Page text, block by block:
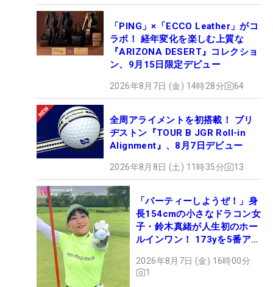
「PING」×「ECCO Leather」がコ
ラボ！ 経年変化を楽しむ上質な
『ARIZONA DESERT』コレクショ
ン、9月15日限定デビュー
2026年8月7日 (金) 14時28分 64
全周アライメントを初搭載！ ブリ
ヂストン『TOUR B JGR Roll-in
Alignment』、8月7日デビュー
2026年8月8日 (土) 11時35分 13
「パーティーしようぜ！」身
長154cmの小さなドラコン女
子・鈴木真緒が人生初のホー
ルインワン！ 173yを5番アイ
2026年8月7日 (金) 16時00分
1